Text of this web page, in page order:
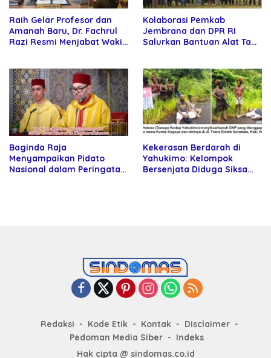
Raih Gelar Profesor dan
Amanah Baru, Dr. Fachrul
Razi Resmi Menjabat Wakil
Kolaborasi Pemkab
Jembrana dan DPR RI
Salurkan Bantuan Alat Tani
Baginda Raja
Menyampaikan Pidato
Nasional dalam Peringatan
Kekerasan Berdarah di
Yahukimo: Kelompok
Bersenjata Diduga Siksa
Redaksi Kode Etik Kontak
Disclaimer
Pedoman Media Siber
Indeks
Hak cipta @ sindomas.co.id